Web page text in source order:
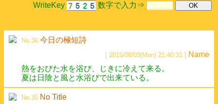
WriteKey 数字で入力⇒
No.36 今日の極短詩
[ 2015/08/03(Mon) 21:40:31 ] Name
熱をおびた水を浴び、じきに冷えて来る。
夏は日陰と風と水浴びで出来ている。
No.35 No Title